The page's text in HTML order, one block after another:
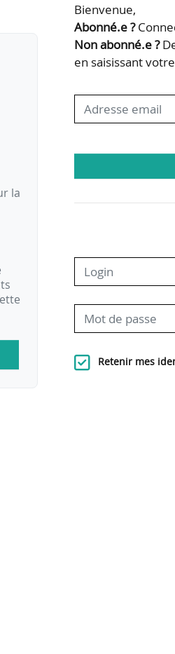
des 12 dernières listes.
la
Bienvenue,
Abonné.e ?
Non abonné.e ?
en saisissant
Retenir mes